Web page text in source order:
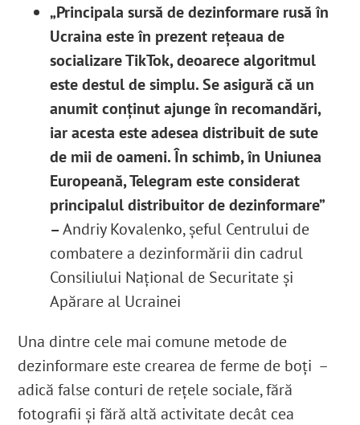
„Principala sursă de dezinformare rusă în
Ucraina este în prezent rețeaua de
socializare TikTok, deoarece algoritmul
este destul de simplu. Se asigură că un
anumit conținut ajunge în recomandări,
iar acesta este adesea distribuit de sute
de mii de oameni. În schimb, în Uniunea
Europeană, Telegram este considerat
principalul distribuitor de dezinformare”
–Andriy Kovalenko, șeful Centrului de
combatere a dezinformării din cadrul
Consiliului Național de Securitate și
Apărare al Ucrainei
Una dintre cele mai comune metode de
dezinformare este crearea de ferme de boți –
adică false conturi de rețele sociale, fără
fotografii și fără altă activitate decât cea